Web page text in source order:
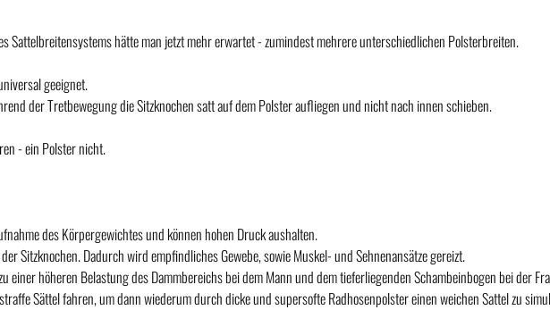
Sattelbreitensystems hätte man jetzt mehr erwartet - zumindest mehrere unterschiedlichen Polsterbreiten.
geeignet.
der Tretbewegung die Sitzknochen satt auf dem Polster aufliegen und nicht nach innen schieben.
- ein Polster nicht.
des Körpergewichtes und können hohen Druck aushalten.
Sitzknochen. Dadurch wird empfindliches Gewebe, sowie Muskel- und Sehnenansätze gereizt.
einer höheren Belastung des Dammbereichs bei dem Mann und dem tieferliegenden Schambeinbogen bei der
Sättel fahren, um dann wiederum durch dicke und supersofte Radhosenpolster einen weichen Sattel zu